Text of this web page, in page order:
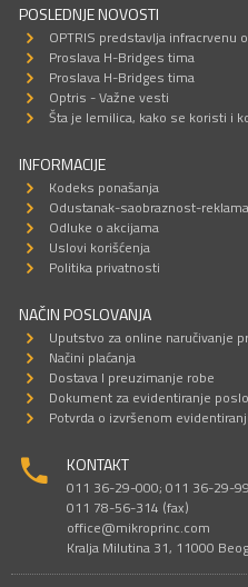
POSLEDNJE NOVOSTI
OPTRIS predstavlja infracrvenu
Proslava H-Bridges tima
Proslava H-Bridges tima
Optris - Važne vesti
Šta je lemilica, kako se koristi i
INFORMACIJE
Kodeks ponašanja
Odustanak-saobraznost-
Odluke o akcijama
Uslovi korišćenja
Politika privatnosti
NAČIN POSLOVANJA
Uputstvo za online naručivanje
Načini plaćanja
Dostava I preuzimanje robe
Dokument za evidentiranje
Potvrda o izvršenom
KONTAKT
011 36-29-000; 011 36-29-
011 78-56-314 (fax)
office@mikroprinc.com
Kralja Milutina 31, 11000